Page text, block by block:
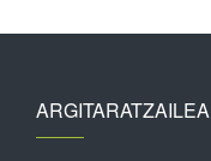
ARGITARATZAILEA